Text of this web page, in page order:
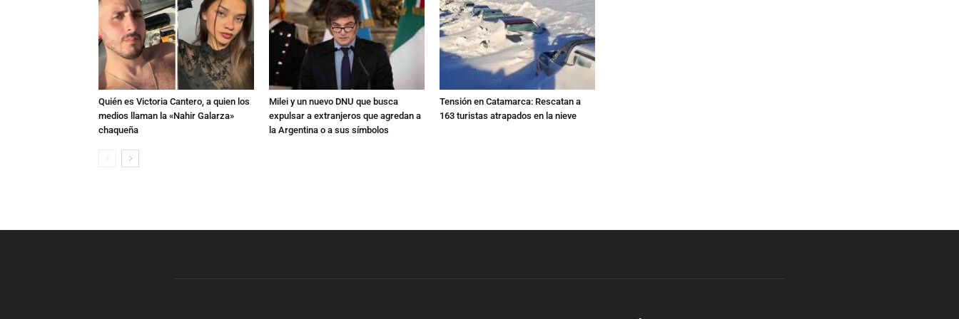
Quién es Victoria Cantero, a quien los
medios llaman la «Nahir Galarza»
chaqueña
Milei y un nuevo DNU que busca
expulsar a extranjeros que agredan a
la Argentina o a sus símbolos
Tensión en Catamarca: Rescatan a
163 turistas atrapados en la nieve